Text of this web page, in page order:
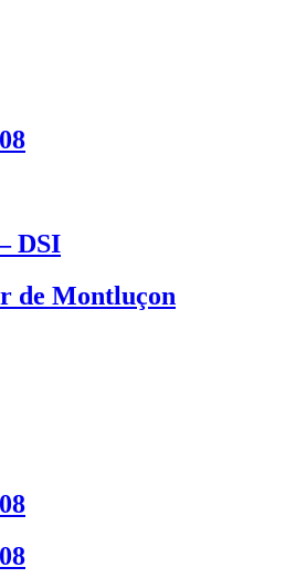
DSI
de Montluçon